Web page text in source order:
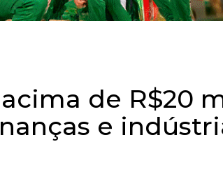
de R$20
e